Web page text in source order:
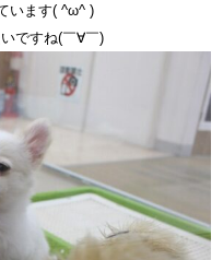
います( ^ω^ )
ですね(￣∀￣)